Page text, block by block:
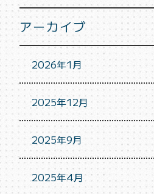
アーカイブ
2026年1月
2025年12月
2025年9月
2025年4月